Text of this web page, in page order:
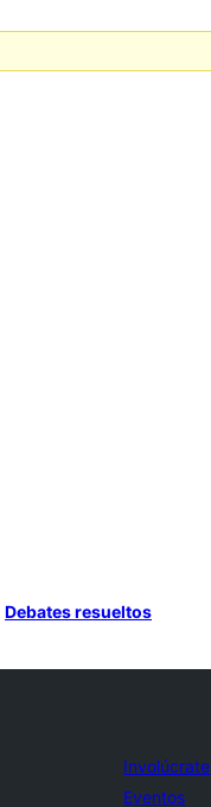
Debates resueltos
Involúcrate
Eventos